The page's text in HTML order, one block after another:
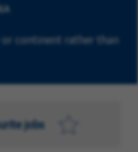
continent rather than
jobs